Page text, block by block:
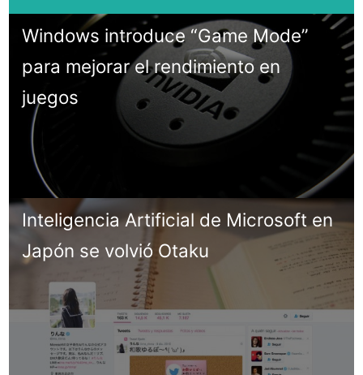
Windows introduce “Game Mode”
para mejorar el rendimiento en
juegos
Inteligencia Artificial de Microsoft en
Japón se volvió Otaku